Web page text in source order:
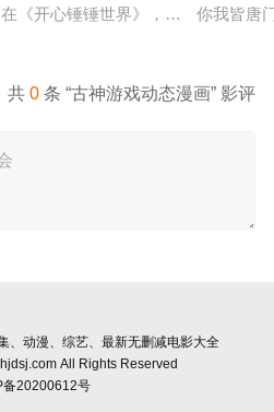
己设计的《诸神黄昏》游戏世界
在《开心锤锤世界》，生活着乐观善
你我皆唐
共0 条 “古神游戏动态漫画” 影评
、动漫、综艺、最新无删减电影大全
All Rights Reserved
备20200612号